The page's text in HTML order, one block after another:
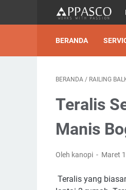
BERANDA
BERANDA / RAILING
Teralis
Manis
Oleh kanopi Maret
Teralis yang